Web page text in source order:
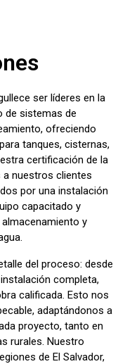
ser líderes en la
de sistemas de
ofreciendo
tanques, cisternas,
certificación de la
nuestros clientes
por una instalación
capacitado y
y
del proceso: desde
completa,
calificada. Esto nos
adaptándonos a
proyecto, tanto en
rurales. Nuestro
de El Salvador,